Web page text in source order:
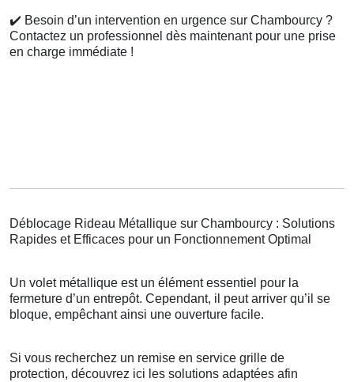
✔️ Besoin d’un intervention en urgence sur Chambourcy ?
Contactez un professionnel dès maintenant pour une prise
en charge immédiate !
Déblocage Rideau Métallique sur Chambourcy : Solutions
Rapides et Efficaces pour un Fonctionnement Optimal
Un volet métallique est un élément essentiel pour la
fermeture d’un entrepôt. Cependant, il peut arriver qu’il se
bloque, empêchant ainsi une ouverture facile.
Si vous recherchez un remise en service grille de
protection, découvrez ici les solutions adaptées afin